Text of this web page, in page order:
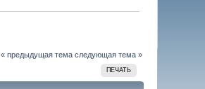
« предыдущая тема следующая тема »
ПЕЧАТЬ